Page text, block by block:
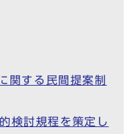
関する民間提案制
検討規程を策定し